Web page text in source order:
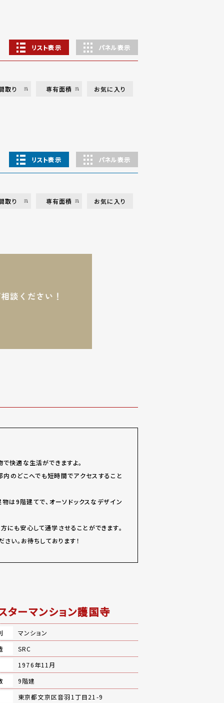
リスト表示 パネル表示
取り 専有面積 お気に入り
リスト表示 パネル表示
取り 専有面積 お気に入り
快適な生活ができますよ。
のどこへでも短時間でアクセスすること
は9階建てで、オーソドックスなデザイン
も安心して通学させることができます。
い。お待ちしております！
ターマンション護国寺
マンション
SRC
1976年11月
9階建
東京都文京区音羽1丁目21-9